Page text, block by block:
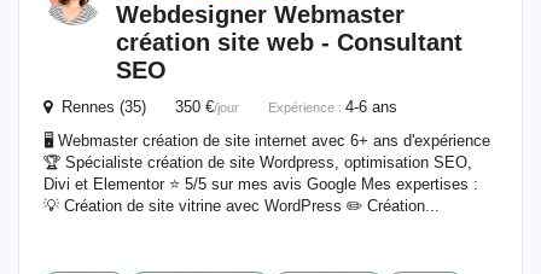
Webdesigner Webmaster
création site web - Consultant
SEO
Rennes (35) 350 €/jour Expérience : 4-6 ans
🖥 Webmaster création de site internet avec 6+ ans d'expérience
🏆 Spécialiste création de site Wordpress, optimisation SEO,
Divi et Elementor ⭐️ 5/5 sur mes avis Google Mes expertises :
💡 Création de site vitrine avec WordPress ✏️ Création...